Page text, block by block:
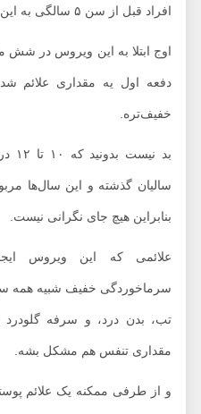
افراد قبل از سن ۵ سالگی به این ویروس مبتلا میشن.
اوج ابتلا به این ویروس در شش
دفعه اول یه مقداری علائم
خفیف‌تره.
بد نیست
بنابراین هیچ جای نگرانی نیست.
علائمی که این ویروس
سرماخوردگی خفیف شبیه همه
تب، بدن درد، و سرفه گلودرد و
مقداری تنفس هم مشکل بشه.
و از طرفی ممکنه یک علائم پوستی